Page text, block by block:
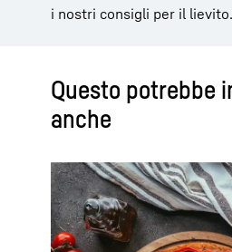
i nostri consigli per il lievito.
Questo potrebbe
anche